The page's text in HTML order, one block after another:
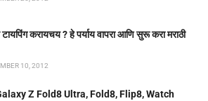
टायपिंग करायचय ? हे पर्याय वापरा आणि सुरू करा मराठी
10, 2012
Z Fold8 Ultra, Fold8, Flip8, Watch